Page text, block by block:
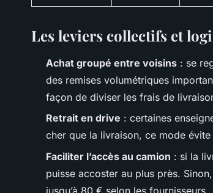
Les leviers collectifs et
Achat groupé entre voisins : se
des remises volumétriques
façon de diviser les frais de
Retrait en drive : certaines
cher que la livraison, ce mode
Faciliter l’accès au camion : si la
puisse accoster au plus près.
jusqu’à 80 € selon les fournisseurs.